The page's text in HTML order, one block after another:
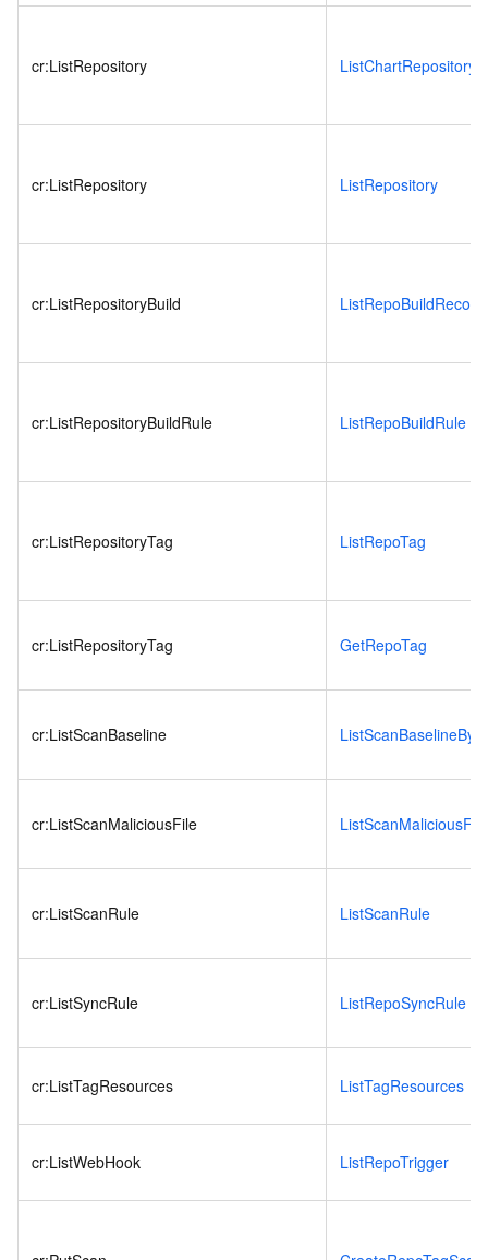
cr:ListRepository ListChartRepository
cr:ListRepository ListRepository
cr:ListRepositoryBuild ListRepoBuildRecord
cr:ListRepositoryBuildRule ListRepoBuildRule
cr:ListRepositoryTag ListRepoTag
cr:ListRepositoryTag GetRepoTag
cr:ListScanBaseline
cr:ListScanMaliciousFile
cr:ListScanRule ListScanRule
cr:ListSyncRule ListRepoSyncRule
cr:ListTagResources ListTagResources
cr:ListWebHook ListRepoTrigger